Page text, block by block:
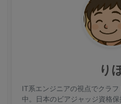
り
IT系エンジニアの視点でクラ
中。日本のビアジャッジ資格